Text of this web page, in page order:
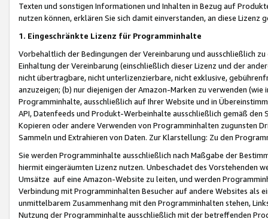
Texten und sonstigen Informationen und Inhalten in Bezug auf
nutzen können, erklären Sie sich damit einverstanden, an diese Lizenz
1. Eingeschränkte Lizenz für Programminhalte
Vorbehaltlich der Bedingungen der Vereinbarung und ausschließlich
Einhaltung der Vereinbarung (einschließlich dieser Lizenz und der
nicht übertragbare, nicht unterlizenzierbare, nicht exklusive,
anzuzeigen; (b) nur diejenigen der Amazon-Marken zu verwenden
Programminhalte, ausschließlich auf Ihrer Website und in
API, Datenfeeds und Produkt-Werbeinhalte ausschließlich gemäß
Kopieren oder andere Verwenden von Programminhalten zugunsten
Sammeln und Extrahieren von Daten. Zur Klarstellung: Zu den
Sie werden Programminhalte ausschließlich nach Maßgabe der
hiermit eingeräumten Lizenz nutzen. Unbeschadet des Vorstehenden
Umsätze auf eine Amazon-Website zu leiten, und werden
Verbindung mit Programminhalten Besucher auf andere Websites als
unmittelbarem Zusammenhang mit den Programminhalten stehen,
Nutzung der Programminhalte ausschließlich mit der betreffenden